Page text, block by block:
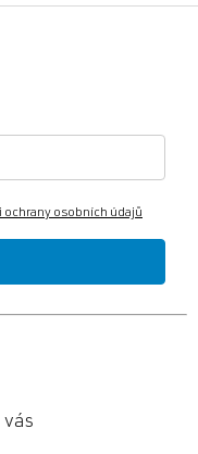
ochrany osobních údajů